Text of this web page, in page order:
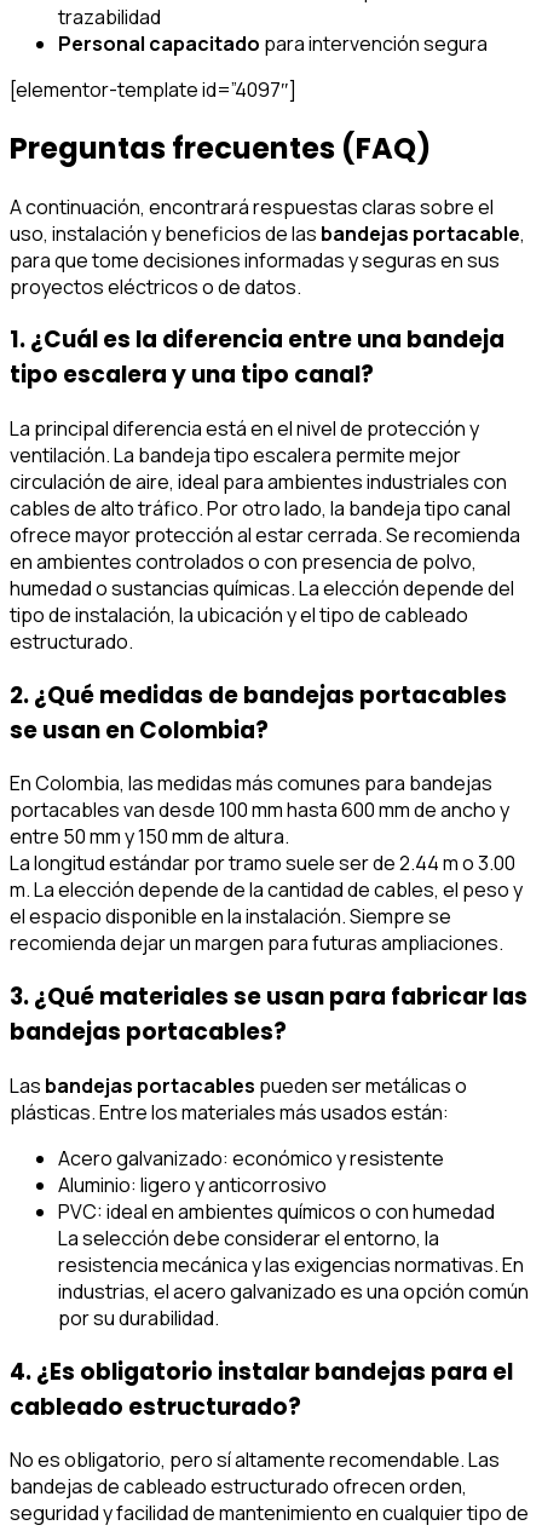
trazabilidad
Personal capacitado para intervención segura
[elementor-template id=”4097″]
Preguntas frecuentes (FAQ)
A continuación, encontrará respuestas claras sobre el
uso, instalación y beneficios de las bandejas portacable,
para que tome decisiones informadas y seguras en sus
proyectos eléctricos o de datos.
1. ¿Cuál es la diferencia entre una bandeja
tipo escalera y una tipo canal?
La principal diferencia está en el nivel de protección y
ventilación. La bandeja tipo escalera permite mejor
circulación de aire, ideal para ambientes industriales con
cables de alto tráfico. Por otro lado, la bandeja tipo canal
ofrece mayor protección al estar cerrada. Se recomienda
en ambientes controlados o con presencia de polvo,
humedad o sustancias químicas. La elección depende del
tipo de instalación, la ubicación y el tipo de cableado
estructurado.
2. ¿Qué medidas de bandejas portacables
se usan en Colombia?
En Colombia, las medidas más comunes para bandejas
portacables van desde 100 mm hasta 600 mm de ancho y
entre 50 mm y 150 mm de altura.
La longitud estándar por tramo suele ser de 2.44 m o 3.00
m. La elección depende de la cantidad de cables, el peso y
el espacio disponible en la instalación. Siempre se
recomienda dejar un margen para futuras ampliaciones.
3. ¿Qué materiales se usan para fabricar las
bandejas portacables?
Las bandejas portacables pueden ser metálicas o
plásticas. Entre los materiales más usados están:
Acero galvanizado: económico y resistente
Aluminio: ligero y anticorrosivo
PVC: ideal en ambientes químicos o con humedad
La selección debe considerar el entorno, la
resistencia mecánica y las exigencias normativas. En
industrias, el acero galvanizado es una opción común
por su durabilidad.
4. ¿Es obligatorio instalar bandejas para el
cableado estructurado?
No es obligatorio, pero sí altamente recomendable. Las
bandejas de cableado estructurado ofrecen orden,
seguridad y facilidad de mantenimiento en cualquier tipo de